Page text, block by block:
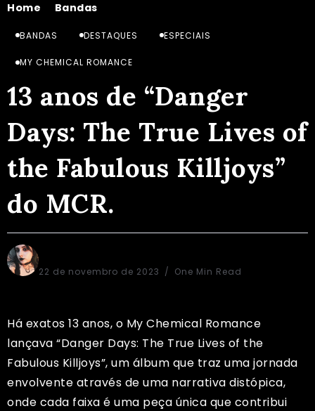
Home Bandas
BANDAS DESTAQUES ESPECIAIS
MY CHEMICAL ROMANCE
13 anos de “Danger
Days: The True Lives of
the Fabulous Killjoys”
do MCR.
22 de novembro de 2023 One Min Read
Há exatos 13 anos, o My Chemical Romance
lançava “Danger Days: The True Lives of the
Fabulous Killjoys”, um álbum que traz uma jornada
envolvente através de uma narrativa distópica,
onde cada faixa é uma peça única que contribui